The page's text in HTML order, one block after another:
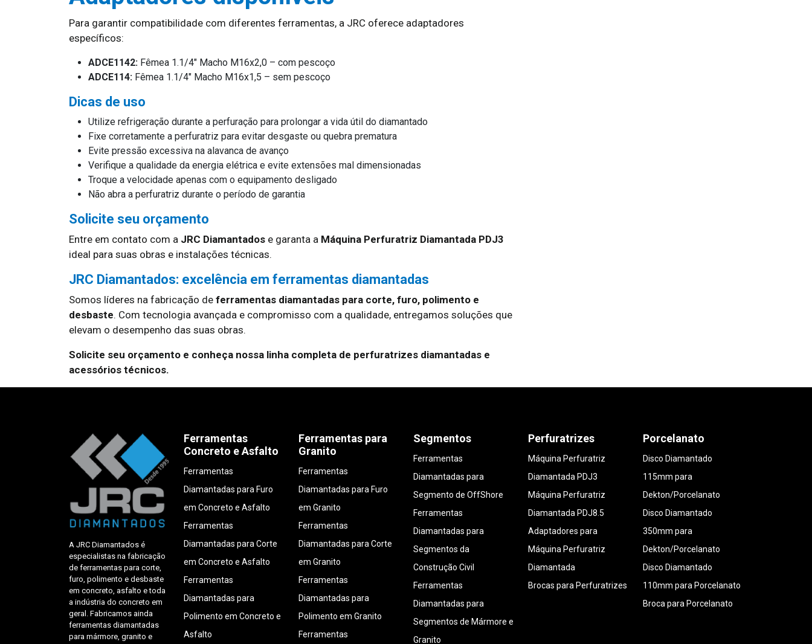
Para garantir compatibilidade com diferentes ferramentas, a JRC oferece adaptadores
específicos:
ADCE1142: Fêmea 1.1/4″ Macho M16x2,0 – com pescoço
ADCE114: Fêmea 1.1/4″ Macho M16x1,5 – sem pescoço
Dicas de uso
Utilize refrigeração durante a perfuração para prolongar a vida útil do diamantado
Fixe corretamente a perfuratriz para evitar desgaste ou quebra prematura
Evite pressão excessiva na alavanca de avanço
Verifique a qualidade da energia elétrica e evite extensões mal dimensionadas
Troque a velocidade apenas com o equipamento desligado
Não abra a perfuratriz durante o período de garantia
Solicite seu orçamento
Entre em contato com a JRC Diamantados e garanta a Máquina Perfuratriz Diamantada PDJ3
ideal para suas obras e instalações técnicas.
JRC Diamantados: excelência em ferramentas diamantadas
Somos líderes na fabricação de ferramentas diamantadas para corte, furo, polimento e
desbaste. Com tecnologia avançada e compromisso com a qualidade, entregamos soluções que
elevam o desempenho das suas obras.
Solicite seu orçamento e conheça nossa linha completa de perfuratrizes diamantadas e
acessórios técnicos.
A JRC Diamantados é
especialistas na fabricação
de ferramentas para corte,
furo, polimento e desbaste
em concreto, asfalto e toda
a indústria do concreto em
geral. Fabricamos ainda
ferramentas diamantadas
para mármore, granito e
Ferramentas
Concreto e Asfalto
Ferramentas
Diamantadas para Furo
em Concreto e Asfalto
Ferramentas
Diamantadas para Corte
em Concreto e Asfalto
Ferramentas
Diamantadas para
Polimento em Concreto e
Asfalto
Ferramentas para
Granito
Ferramentas
Diamantadas para Furo
em Granito
Ferramentas
Diamantadas para Corte
em Granito
Ferramentas
Diamantadas para
Polimento em Granito
Ferramentas
Segmentos
Ferramentas
Diamantadas para
Segmento de OffShore
Ferramentas
Diamantadas para
Segmentos da
Construção Civil
Ferramentas
Diamantadas para
Segmentos de Mármore e
Granito
Perfuratrizes
Máquina Perfuratriz
Diamantada PDJ3
Máquina Perfuratriz
Diamantada PDJ8.5
Adaptadores para
Máquina Perfuratriz
Diamantada
Brocas para Perfuratrizes
Porcelanato
Disco Diamantado
115mm para
Dekton/Porcelanato
Disco Diamantado
350mm para
Dekton/Porcelanato
Disco Diamantado
110mm para Porcelanato
Broca para Porcelanato